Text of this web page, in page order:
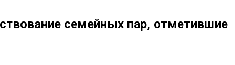
семейных пар, отметившие